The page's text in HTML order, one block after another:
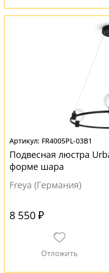
FR4005PL-03B1
Подвесная люстра
форме шара
Freya (Германия)
8 550 ₽